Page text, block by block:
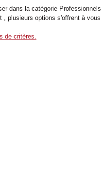
dans la catégorie Professionnels
, plusieurs options s'offrent à vous
de critères.